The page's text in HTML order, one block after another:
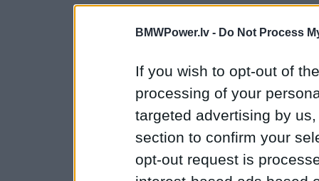
BMWPower.lv - Do Not Process
If you wish to opt-out of
processing of your
targeted advertising by
section to confirm your
opt-out request is